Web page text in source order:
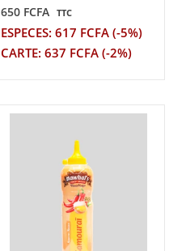
650 FCFA TTC
ESPECES: 617 FCFA (-5%)
CARTE: 637 FCFA (-2%)